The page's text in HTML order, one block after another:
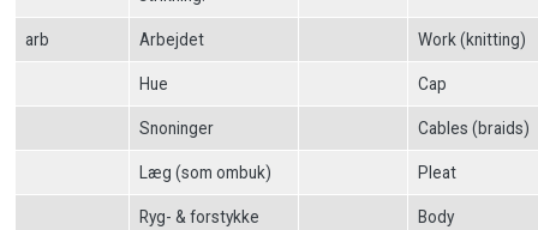
arb Arbejdet Work (knitting)
Hue Cap
Snoninger Cables (braids)
Læg (som ombuk) Pleat
Ryg- & forstykke Body